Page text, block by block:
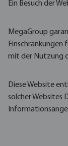
Ein Besuch der
MegaGroup
mit der Nutzung
Diese Website
solcher Websites